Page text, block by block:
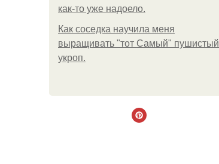
как-то уже надоело.
Как соседка научила меня
выращивать "тот Самый" пушистый
укроп.